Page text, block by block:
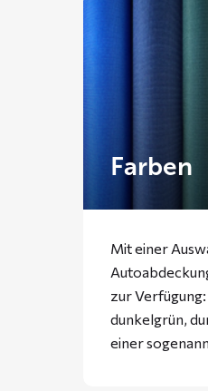
Farben
Mit einer
zur
dunkelgrün,
einer